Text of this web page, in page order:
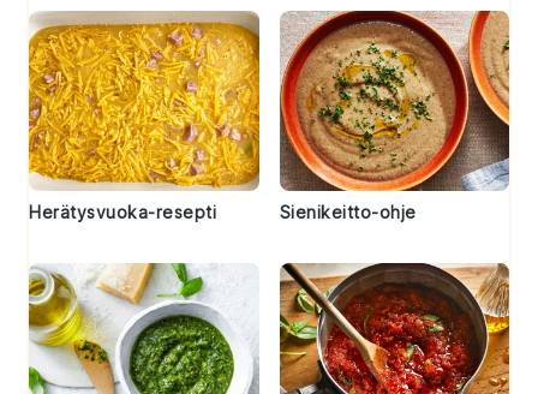
Herätysvuoka-resepti Sienikeitto-ohje